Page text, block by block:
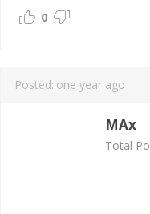
0
Posted: one year ago
MAx
Total